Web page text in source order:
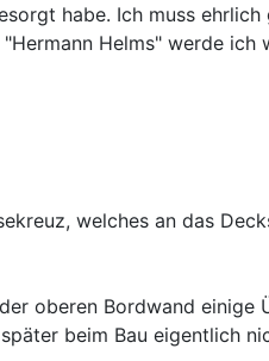
habe. Ich muss
Helms" werde
welches an das
oberen Bordwand
beim Bau eigentlich